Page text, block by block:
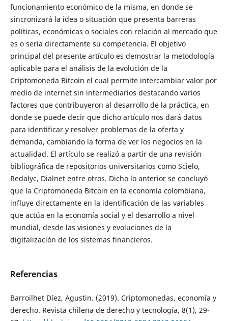
funcionamiento económico de la misma, en donde se
sincronizará la idea o situación que presenta barreras
políticas, económicas o sociales con relación al mercado que
es o seria directamente su competencia. El objetivo
principal del presente artículo es demostrar la metodología
aplicable para el análisis de la evolución de la
Criptomoneda Bitcoin el cual permite intercambiar valor por
medio de internet sin intermediarios destacando varios
factores que contribuyeron al desarrollo de la práctica, en
donde se puede decir que dicho artículo nos dará datos
para identificar y resolver problemas de la oferta y
demanda, cambiando la forma de ver los negocios en la
actualidad. El artículo se realizó a partir de una revisión
bibliográfica de repositorios universitarios como Scielo,
Redalyc, Dialnet entre otros. Dicho lo anterior se concluyó
que la Criptomoneda Bitcoin en la economía colombiana,
influye directamente en la identificación de las variables
que actúa en la economía social y el desarrollo a nivel
mundial, desde las visiones y evoluciones de la
digitalización de los sistemas financieros.
Referencias
Barroilhet Díez, Agustin. (2019). Criptomonedas, economía y
derecho. Revista chilena de derecho y tecnología, 8(1), 29-